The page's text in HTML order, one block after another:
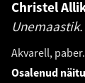
Christel
Unemaastik.
Akvarell,
Osalenud